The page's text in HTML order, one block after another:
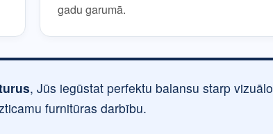
gadu garumā.
, Jūs iegūstat perfektu balansu starp vizuālo
furnitūras darbību.